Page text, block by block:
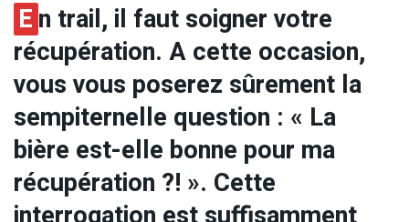
E n trail, il faut soigner votre
récupération. A cette occasion,
vous vous poserez sûrement la
sempiternelle question : « La
bière est-elle bonne pour ma
récupération ?! ». Cette